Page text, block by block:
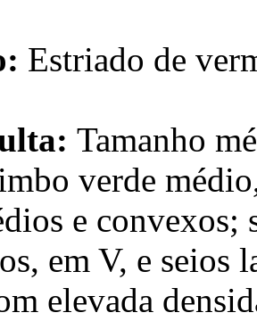
Estriado de
Tamanho
verde
e
em V, e seios
elevada